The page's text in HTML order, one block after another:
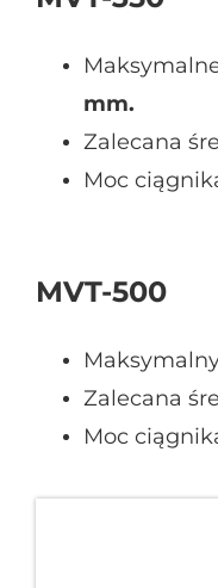
mm.
Zalecana
Moc
MVT-500
Zalecana
Moc